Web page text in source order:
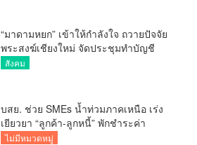
“มาดามหยก” เข้าให้กำลังใจ ถวายปัจจัย
พระสงฆ์เชียงใหม่ จัดประชุมทำบัญชี
รายรับรายจ่ายของวัด กว่า 300 รูป ที่วัด
สังคม
บสย. ช่วย SMEs น้ำท่วมภาคเหนือ เร่ง
เยียวยา “ลูกค้า-ลูกหนี้” พักชำระค่า
ธรรมเนียม-ค่างวด
ไม่มีหมวดหมู่